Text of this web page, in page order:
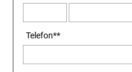
Telefon**